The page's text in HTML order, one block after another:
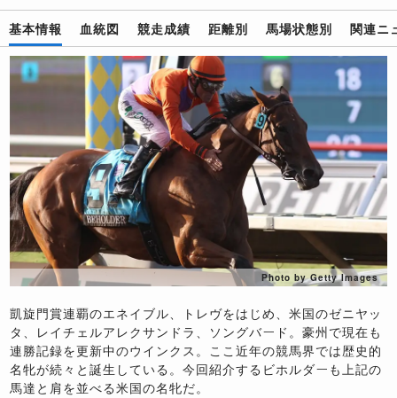
基本情報 血統図 競走成績 距離別 馬場状態別 関連ニ
Photo by Getty Images
凱旋門賞連覇のエネイブル、トレヴをはじめ、米国のゼニヤッ
タ、レイチェルアレクサンドラ、ソングバード。豪州で現在も
連勝記録を更新中のウインクス。ここ近年の競馬界では歴史的
名牝が続々と誕生している。今回紹介するビホルダーも上記の
馬達と肩を並べる米国の名牝だ。